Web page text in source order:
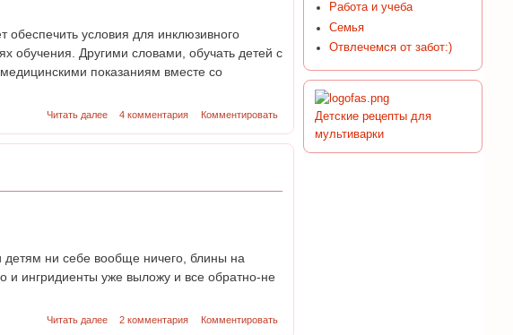
обеспечить условия для инклюзивного
обучения. Другими словами, обучать детей с
показаниям вместе со
Читать далее 4 комментария Комментировать
детям ни себе вообще ничего, блины на
и ингридиенты уже выложу и все обратно-не
Читать далее 2 комментария Комментировать
Работа и учеба
Семья
Отвлечемся от забот:)
Детские рецепты для
мультиварки